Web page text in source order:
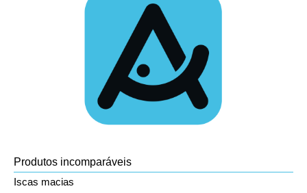
Produtos incomparáveis
Iscas macias